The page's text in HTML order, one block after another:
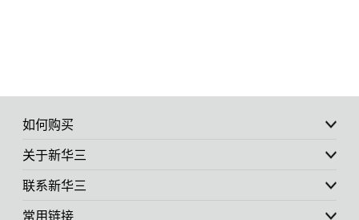
如何购买
关于新华三
联系新华三
常用链接